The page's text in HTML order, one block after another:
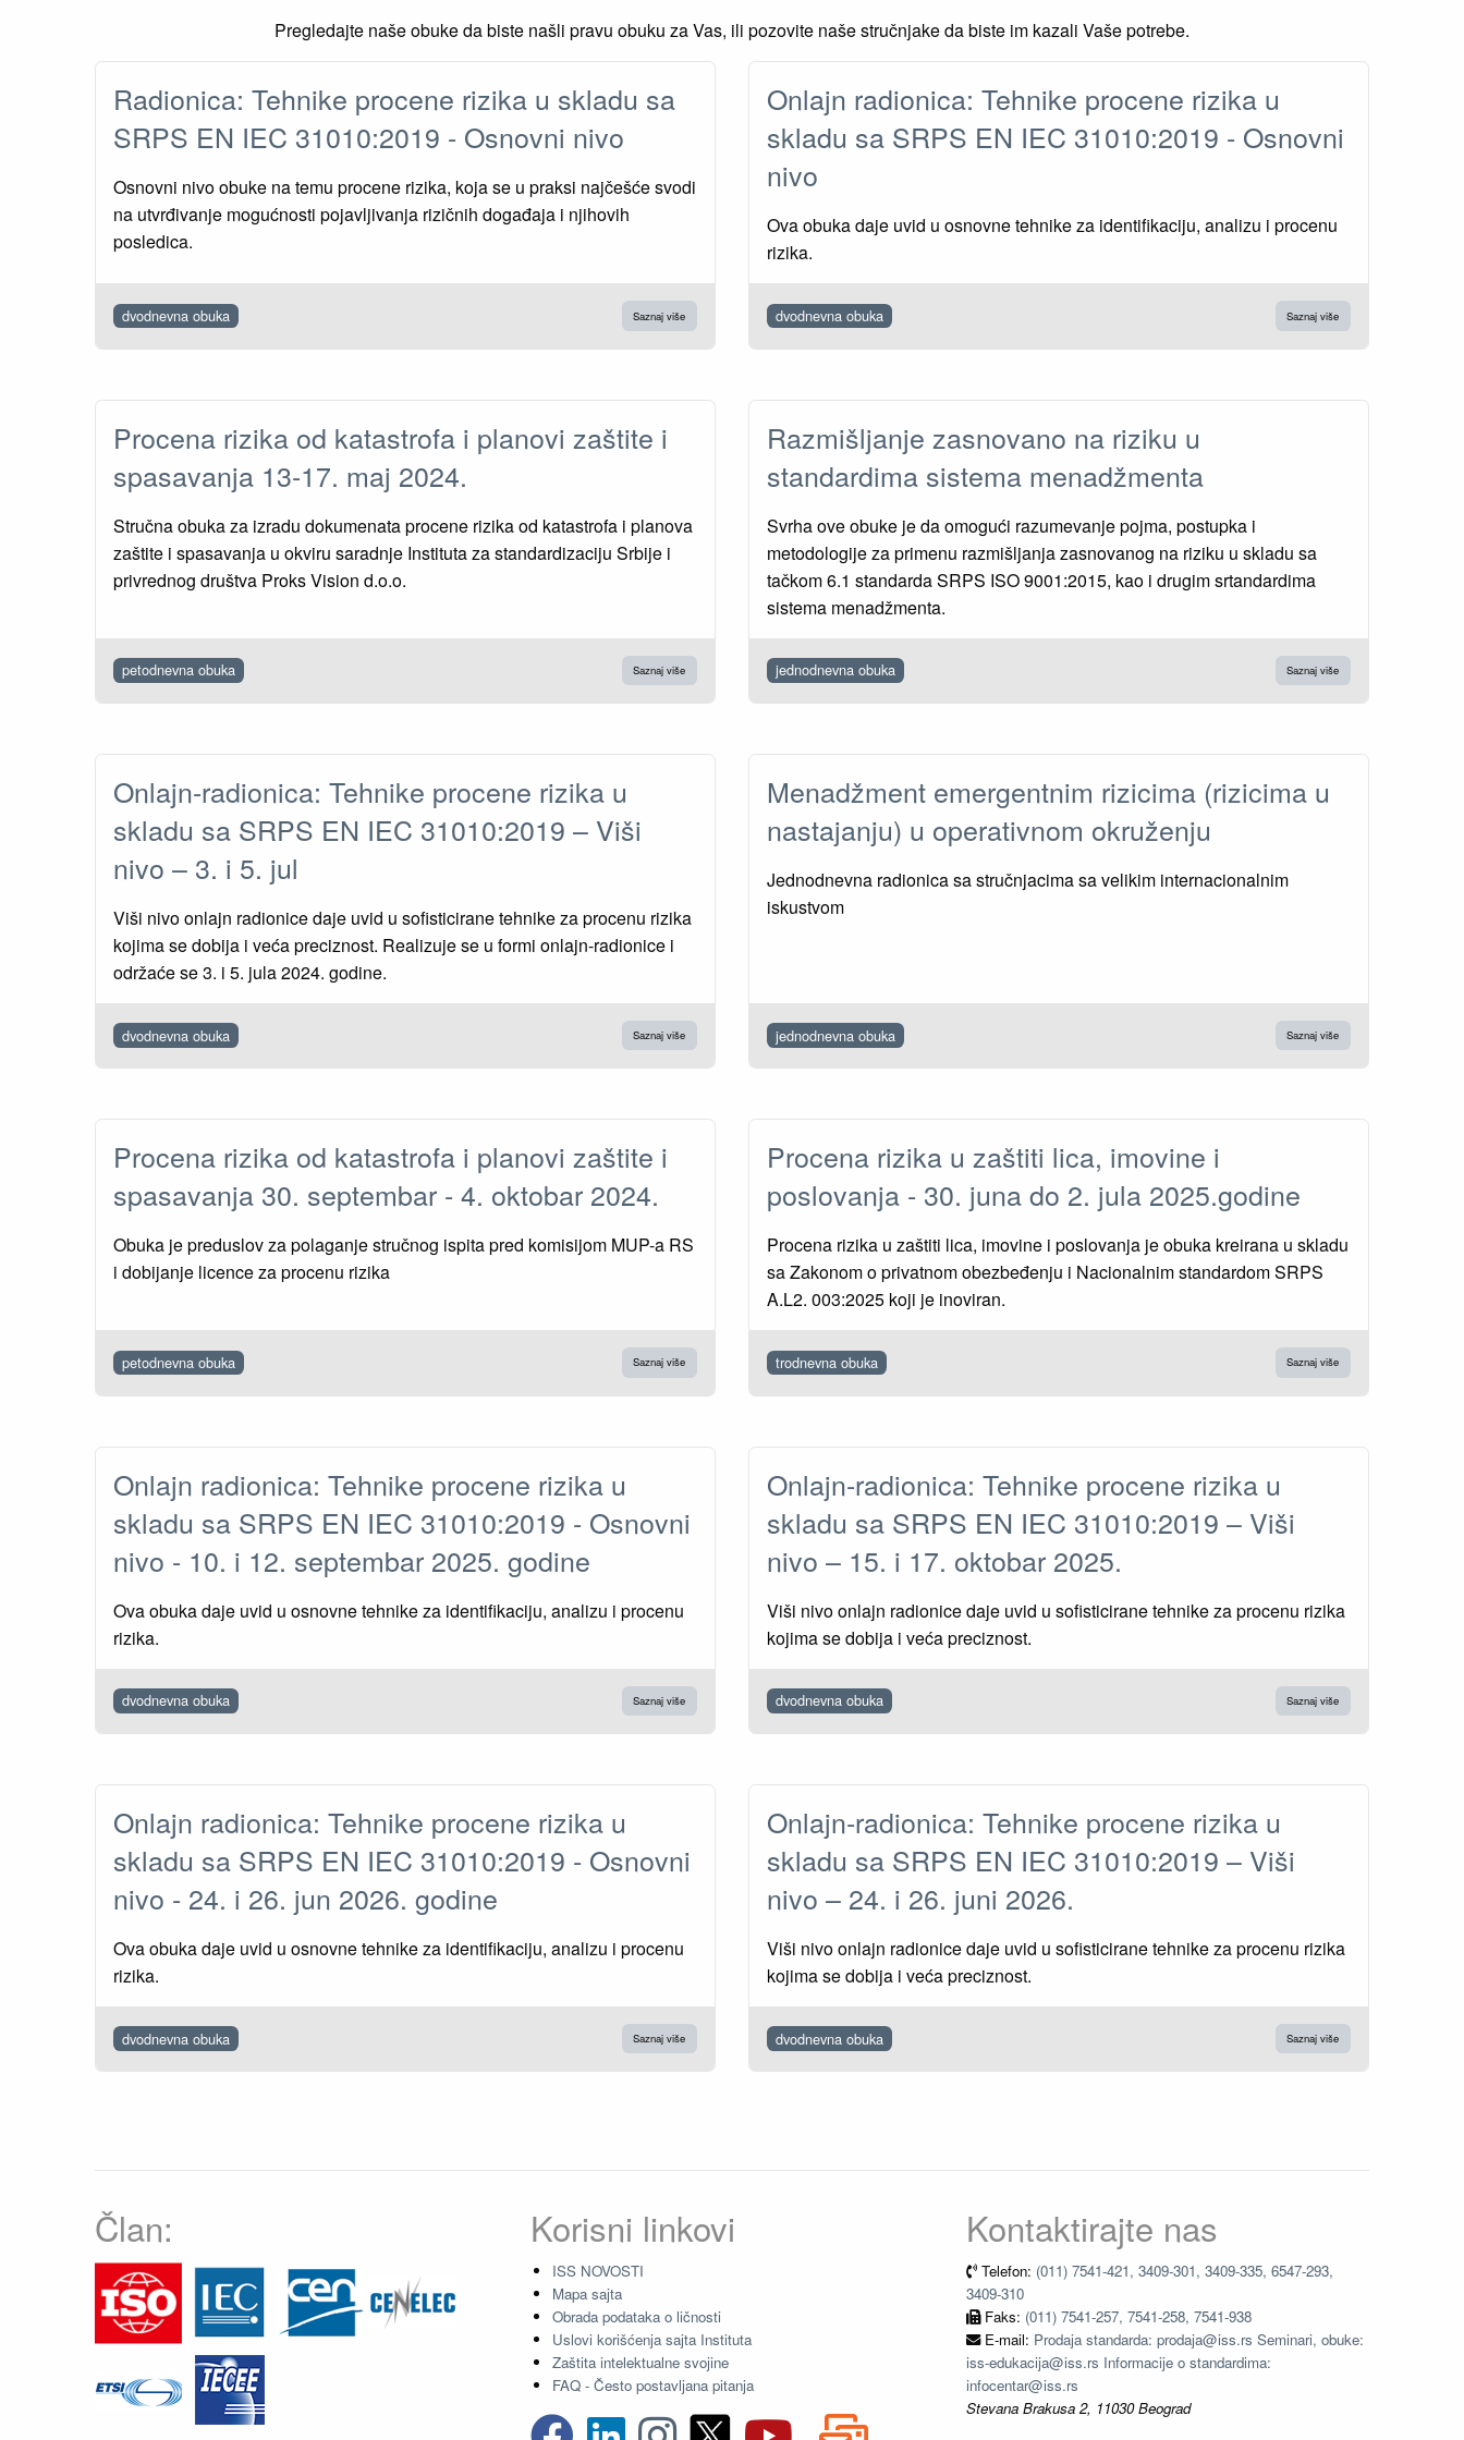
Pregledajte naše obuke da biste našli pravu obuku za Vas, ili pozovite naše stručnjake da biste im kazali Vaše potrebe.
Radionica: Tehnike procene rizika u skladu sa
SRPS EN IEC 31010:2019 - Osnovni nivo
Osnovni nivo obuke na temu procene rizika, koja se u praksi najčešće svodi
na utvrđivanje mogućnosti pojavljivanja rizičnih događaja i njihovih
posledica.
dvodnevna obuka Saznaj više
Onlajn radionica: Tehnike procene rizika u
skladu sa SRPS EN IEC 31010:2019 - Osnovni
nivo
Ova obuka daje uvid u osnovne tehnike za identifikaciju, analizu i procenu
rizika.
dvodnevna obuka Saznaj više
Procena rizika od katastrofa i planovi zaštite i
spasavanja 13-17. maj 2024.
Stručna obuka za izradu dokumenata procene rizika od katastrofa i planova
zaštite i spasavanja u okviru saradnje Instituta za standardizaciju Srbije i
privrednog društva Proks Vision d.o.o.
petodnevna obuka Saznaj više
Razmišljanje zasnovano na riziku u
standardima sistema menadžmenta
Svrha ove obuke je da omogući razumevanje pojma, postupka i
metodologije za primenu razmišljanja zasnovanog na riziku u skladu sa
tačkom 6.1 standarda SRPS ISO 9001:2015, kao i drugim srtandardima
sistema menadžmenta.
jednodnevna obuka Saznaj više
Onlajn-radionica: Tehnike procene rizika u
skladu sa SRPS EN IEC 31010:2019 – Viši
nivo – 3. i 5. jul
Viši nivo onlajn radionice daje uvid u sofisticirane tehnike za procenu rizika
kojima se dobija i veća preciznost. Realizuje se u formi onlajn-radionice i
održaće se 3. i 5. jula 2024. godine.
dvodnevna obuka Saznaj više
Menadžment emergentnim rizicima (rizicima u
nastajanju) u operativnom okruženju
Jednodnevna radionica sa stručnjacima sa velikim internacionalnim
iskustvom
jednodnevna obuka Saznaj više
Procena rizika od katastrofa i planovi zaštite i
spasavanja 30. septembar - 4. oktobar 2024.
Obuka je preduslov za polaganje stručnog ispita pred komisijom MUP-a RS
i dobijanje licence za procenu rizika
petodnevna obuka Saznaj više
Procena rizika u zaštiti lica, imovine i
poslovanja - 30. juna do 2. jula 2025.godine
Procena rizika u zaštiti lica, imovine i poslovanja je obuka kreirana u skladu
sa Zakonom o privatnom obezbeđenju i Nacionalnim standardom SRPS
A.L2. 003:2025 koji je inoviran.
trodnevna obuka Saznaj više
Onlajn radionica: Tehnike procene rizika u
skladu sa SRPS EN IEC 31010:2019 - Osnovni
nivo - 10. i 12. septembar 2025. godine
Ova obuka daje uvid u osnovne tehnike za identifikaciju, analizu i procenu
rizika.
dvodnevna obuka Saznaj više
Onlajn-radionica: Tehnike procene rizika u
skladu sa SRPS EN IEC 31010:2019 – Viši
nivo – 15. i 17. oktobar 2025.
Viši nivo onlajn radionice daje uvid u sofisticirane tehnike za procenu rizika
kojima se dobija i veća preciznost.
dvodnevna obuka Saznaj više
Onlajn radionica: Tehnike procene rizika u
skladu sa SRPS EN IEC 31010:2019 - Osnovni
nivo - 24. i 26. jun 2026. godine
Ova obuka daje uvid u osnovne tehnike za identifikaciju, analizu i procenu
rizika.
dvodnevna obuka Saznaj više
Onlajn-radionica: Tehnike procene rizika u
skladu sa SRPS EN IEC 31010:2019 – Viši
nivo – 24. i 26. juni 2026.
Viši nivo onlajn radionice daje uvid u sofisticirane tehnike za procenu rizika
kojima se dobija i veća preciznost.
dvodnevna obuka Saznaj više
Član: Korisni linkovi
ISS NOVOSTI
Mapa sajta
Obrada podataka o ličnosti
Uslovi korišćenja sajta Instituta
Zaštita intelektualne svojine
FAQ - Često postavljana pitanja
Kontaktirajte nas
Telefon: (011) 7541-421, 3409-301, 3409-335, 6547-293,
3409-310
Faks: (011) 7541-257, 7541-258, 7541-938
E-mail: Prodaja standarda: prodaja@iss.rs Seminari, obuke:
iss-edukacija@iss.rs Informacije o standardima:
infocentar@iss.rs
Stevana Brakusa 2, 11030 Beograd